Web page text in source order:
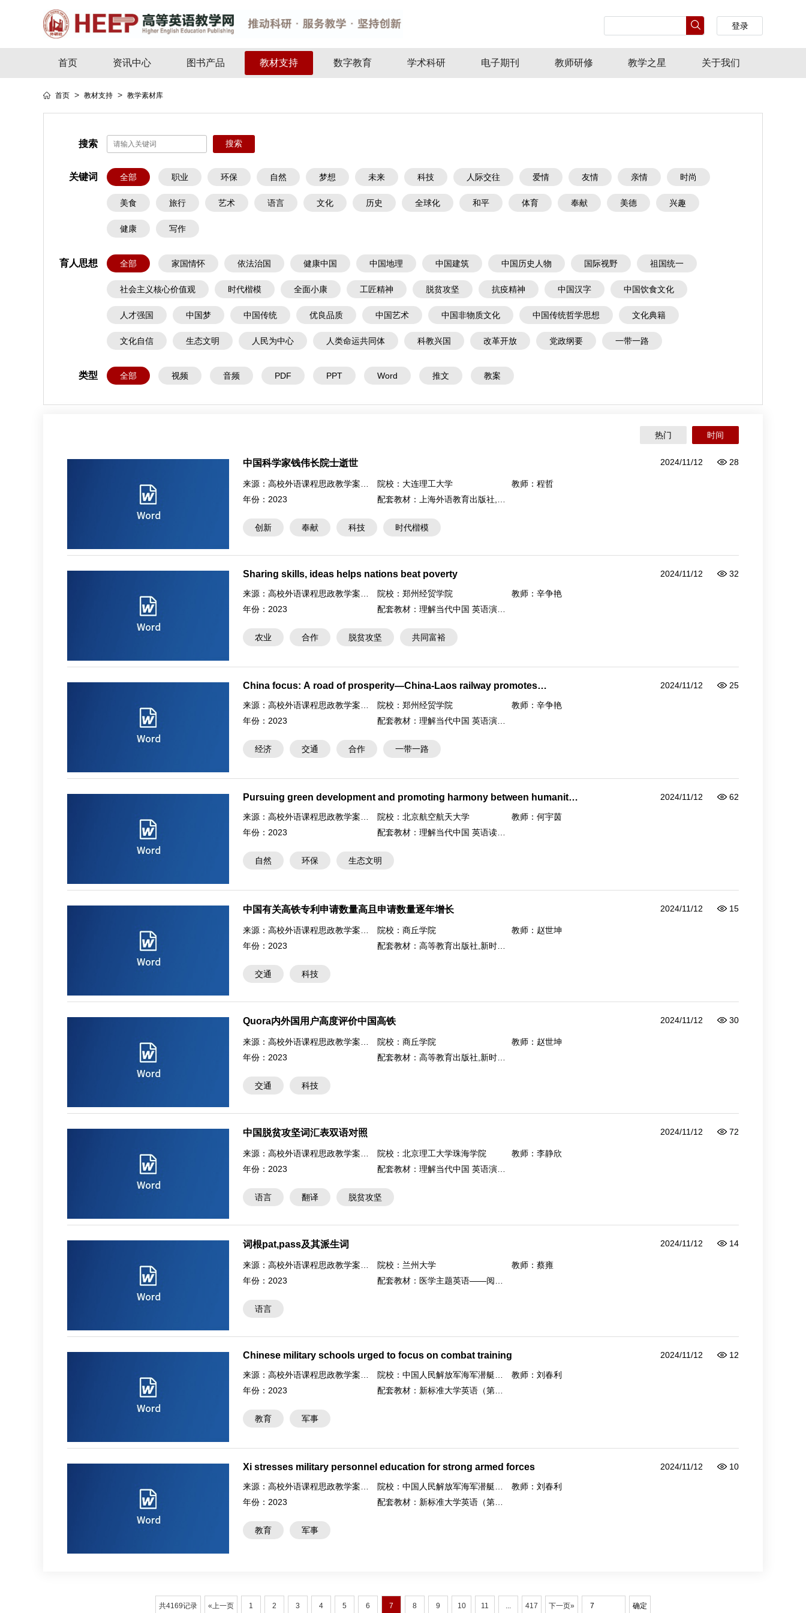
登录
首页 资讯中心 图书产品 教材支持 数字教育 学术科研 电子期刊 教师研修 教学之星 关于我们
首页 > 教材支持 > 教学素材库
搜索
关键词 全部 职业 环保 自然 梦想 未来 科技 人际交往 爱情 友情 亲情 时尚
美食 旅行 艺术 语言 文化 历史 全球化 和平 体育 奉献 美德 兴趣
健康 写作
育人思想 全部 家国情怀 依法治国 健康中国 中国地理 中国建筑 中国历史人物 国际视野 祖国统一
社会主义核心价值观 时代楷模 全面小康 工匠精神 脱贫攻坚 抗疫精神 中国汉字 中国饮食文化
人才强国 中国梦 中国传统 优良品质 中国艺术 中国非物质文化 中国传统哲学思想 文化典籍
文化自信 生态文明 人民为中心 人类命运共同体 科教兴国 改革开放 党政纲要 一带一路
类型 全部 视频 音频 PDF PPT Word 推文 教案
热门 时间
中国科学家钱伟长院士逝世 2024/11/12 28
来源： 高校外语课程思政教学案例大赛 院校： 大连理工大学 教师： 程哲
年份： 2023 配套教材： 上海外语教育出版社,新世纪大学英语系列教材（第二版）《综合教程2》
创新 奉献 科技 时代楷模
Sharing skills, ideas helps nations beat poverty 2024/11/12 32
来源： 高校外语课程思政教学案例大赛 院校： 郑州经贸学院 教师： 辛争艳
年份： 2023 配套教材： 理解当代中国 英语演讲教程
农业 合作 脱贫攻坚 共同富裕
China focus: A road of prosperity—China-Laos railway promotes
2024/11/12 25
来源： 高校外语课程思政教学案例大赛 院校： 郑州经贸学院 教师： 辛争艳
年份： 2023 配套教材： 理解当代中国 英语演讲教程
经济 交通 合作 一带一路
Pursuing green development and promoting harmony between humanity
2024/11/12 62
来源： 高校外语课程思政教学案例大赛 院校： 北京航空航天大学 教师： 何宇茵
年份： 2023 配套教材： 理解当代中国 英语读写教程
自然 环保 生态文明
中国有关高铁专利申请数量高且申请数量逐年增长 2024/11/12 15
来源： 高校外语课程思政教学案例大赛 院校： 商丘学院 教师： 赵世坤
年份： 2023 配套教材： 高等教育出版社,新时代明德大学综合教程3
交通 科技
Quora内外国用户高度评价中国高铁 2024/11/12 30
来源： 高校外语课程思政教学案例大赛 院校： 商丘学院 教师： 赵世坤
年份： 2023 配套教材： 高等教育出版社,新时代明德大学综合教程3
交通 科技
中国脱贫攻坚词汇表双语对照 2024/11/12 72
来源： 高校外语课程思政教学案例大赛 院校： 北京理工大学珠海学院 教师： 李静欣
年份： 2023 配套教材： 理解当代中国 英语演讲教程
语言 翻译 脱贫攻坚
词根pat,pass及其派生词 2024/11/12 14
来源： 高校外语课程思政教学案例大赛 院校： 兰州大学 教师： 蔡雍
年份： 2023 配套教材： 医学主题英语——阅读探索及语言应用
语言
Chinese military schools urged to focus on combat training 2024/11/12 12
来源： 高校外语课程思政教学案例大赛 院校： 中国人民解放军海军潜艇学院 教师： 刘春利
年份： 2023 配套教材： 新标准大学英语（第二版）综合教程2
教育 军事
Xi stresses military personnel education for strong armed forces 2024/11/12 10
来源： 高校外语课程思政教学案例大赛 院校： 中国人民解放军海军潜艇学院 教师： 刘春利
年份： 2023 配套教材： 新标准大学英语（第二版）综合教程2
教育 军事
共4169记录 «上一页 1 2 3 4 5 6 7 8 9 10 11 ... 417 下一页»